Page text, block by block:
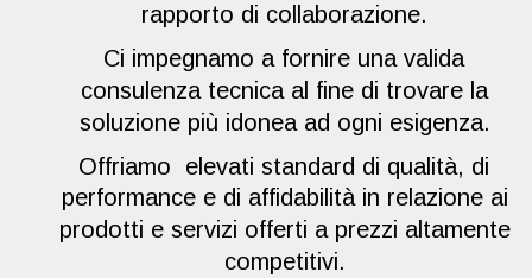
rapporto di collaborazione.
Ci impegnamo a fornire una valida
consulenza tecnica al fine di trovare la
soluzione più idonea ad ogni esigenza.
Offriamo  elevati standard di qualità, di
performance e di affidabilità in relazione ai
prodotti e servizi offerti a prezzi altamente
competitivi.